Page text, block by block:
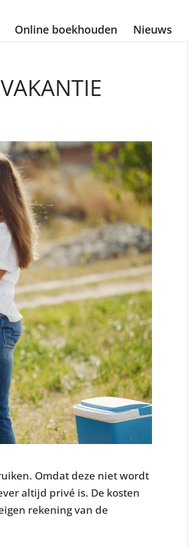
Online boekhouden Nieuws
Omdat deze niet wordt
altijd privé is. De kosten
rekening van de